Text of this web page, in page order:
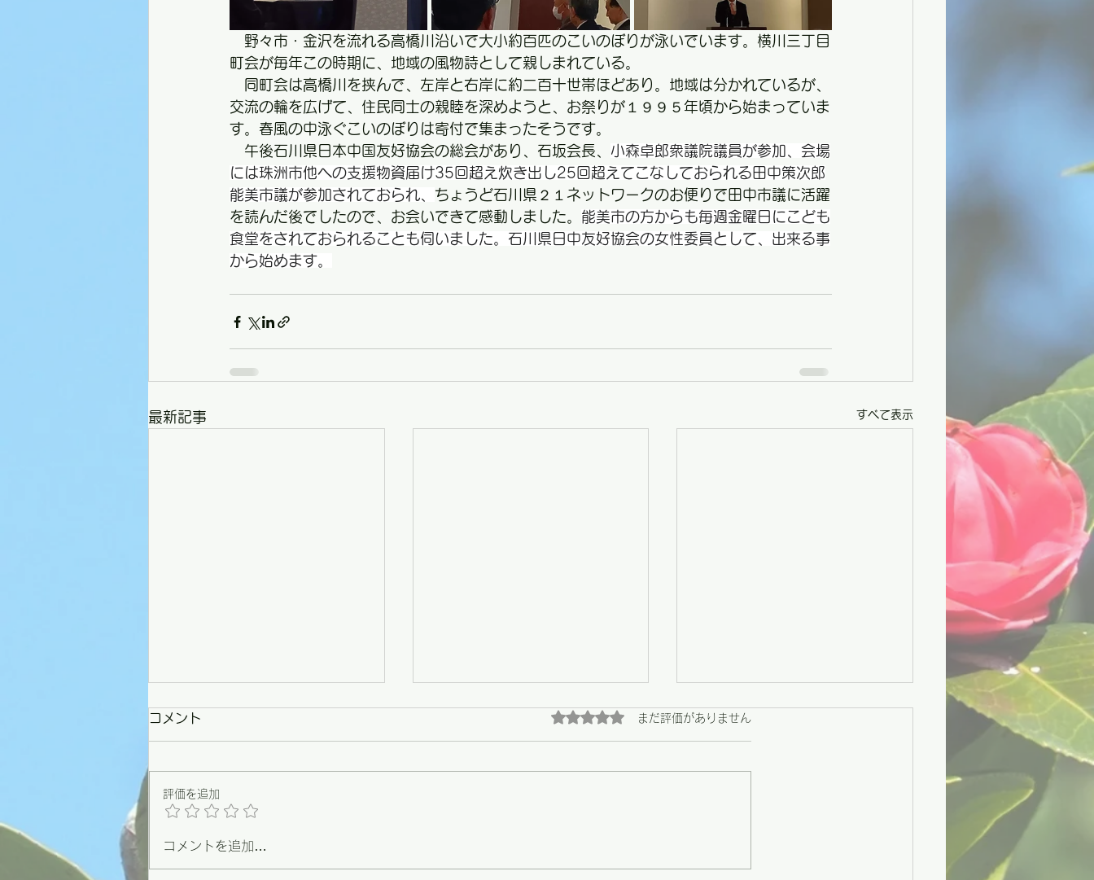
野々市・金沢を流れる高橋川沿いで大小約百匹のこいのぼりが泳いでいます。横川三丁目
町会が毎年この時期に、地域の風物詩として親しまれている。
同町会は高橋川を挟んで、左岸と右岸に約二百十世帯ほどあり。地域は分かれているが、
交流の輪を広げて、住民同士の親睦を深めようと、お祭りが１９９５年頃から始まっていま
す。春風の中泳ぐこいのぼりは寄付で集まったそうです。
午後石川県日本中国友好協会の総会があり、石坂会長、 小森卓郎衆議院議員が参加、会場
には珠洲市他への支援物資届け35回超え炊き出し25回超えてこなしておられる田中策次郎
能美市議が参加されておられ、 ちょうど石川県２１ネットワークのお便りで田中市議に活躍
を読んだ後でしたので、お会いできて感動しました。 能美市の方からも毎週金曜日にこども
食堂をされておられることも伺いました。石川県日中友好協会の女性委員として、出来る事
から始めます。
最新記事 すべて表示
【野々市】条例づくりの原点
コメント 5つ星のうち0と評価されています。
まだ評価がありません
評価を追加
コメントを追加…